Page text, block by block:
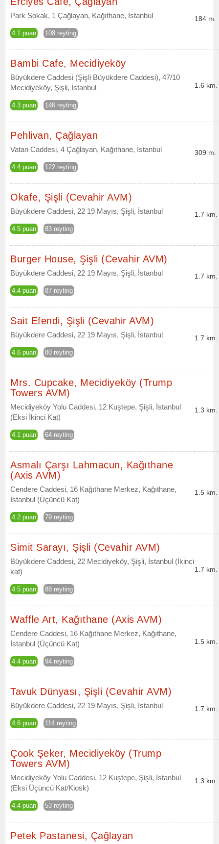
Park Sokak, 1 Çağlayan, Kağıthane, İstanbul
4.1 puan 108 reyting
184 m.
Bambi Cafe, Mecidiyeköy
Büyükdere Caddesi (Şişli Büyükdere Caddesi), 47/10
Mecidiyeköy, Şişli, İstanbul
4.3 puan 146 reyting
1.6 km.
Pehlivan, Çağlayan
Vatan Caddesi, 4 Çağlayan, Kağıthane, İstanbul
4.4 puan 122 reyting
309 m.
Okafe, Şişli (Cevahir AVM)
Büyükdere Caddesi, 22 19 Mayıs, Şişli, İstanbul
4.5 puan 83 reyting
1.7 km.
Burger House, Şişli (Cevahir AVM)
Büyükdere Caddesi, 22 19 Mayıs, Şişli, İstanbul
4.4 puan 87 reyting
1.7 km.
Sait Efendi, Şişli (Cevahir AVM)
Büyükdere Caddesi, 22 19 Mayıs, Şişli, İstanbul
4.6 puan 80 reyting
1.7 km.
Mrs. Cupcake, Mecidiyeköy (Trump
Towers AVM)
Mecidiyeköy Yolu Caddesi, 12 Kuştepe, Şişli, İstanbul
(Eksi İkinci Kat)
4.1 puan 64 reyting
1.3 km.
Asmalı Çarşı Lahmacun, Kağıthane
(Axis AVM)
Cendere Caddesi, 16 Kağıthane Merkez, Kağıthane,
İstanbul (Üçüncü Kat)
4.2 puan 79 reyting
1.5 km.
Simit Sarayı, Şişli (Cevahir AVM)
Büyükdere Caddesi, 22 Mecidiyeköy, Şişli, İstanbul (İkinci
kat)
4.5 puan 88 reyting
1.7 km.
Waffle Art, Kağıthane (Axis AVM)
Cendere Caddesi, 16 Kağıthane Merkez, Kağıthane,
İstanbul (Üçüncü Kat)
4.4 puan 94 reyting
1.5 km.
Tavuk Dünyası, Şişli (Cevahir AVM)
Büyükdere Caddesi, 22 19 Mayıs, Şişli, İstanbul
4.6 puan 114 reyting
1.7 km.
Çook Şeker, Mecidiyeköy (Trump
Towers AVM)
Mecidiyeköy Yolu Caddesi, 12 Kuştepe, Şişli, İstanbul
(Eksi Üçüncü Kat/Kiosk)
4.4 puan 53 reyting
1.3 km.
Petek Pastanesi, Çağlayan